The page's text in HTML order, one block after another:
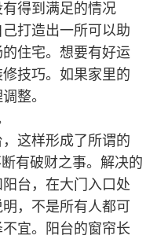
得到满足的情况
己打造出一所可以助
住宅。想要有好运
技巧。如果家里的
整。
这样形成了所谓的
有破财之事。解决的
台，在大门入口处
，不是所有人都可
宜。阳台的窗帘长